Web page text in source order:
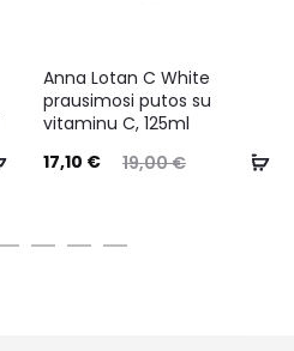
Anna Lotan C White
prausimosi putos su
vitaminu C, 125ml
19,00€
17,10 €